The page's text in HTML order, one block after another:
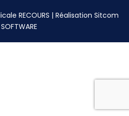
RECOURS | Réalisation Sitcom
SOFTWARE